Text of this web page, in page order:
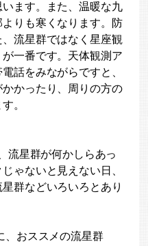
ます。また、温暖な九
りも寒くなります。防
流星群ではなく星座観
一番です。天体観測ア
話をみながらですと、
かったり、周りの方の
。
流星群が何かしらあっ
ゃないと見えない日、
群などいろいろとあり
、おススメの流星群